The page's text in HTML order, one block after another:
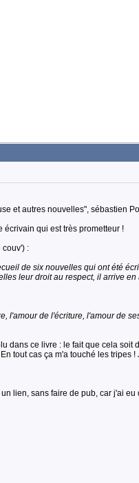
et autres nouvelles", sébastien
qui est très prometteur !
couv') :
de six nouvelles qui ont été
leur droit au respect, il arrive
l'amour de l'écriture, l'amour de
dans ce livre : le fait que cela
tout cas ça m'a touché les
lien, sans faire de pub, car j'ai